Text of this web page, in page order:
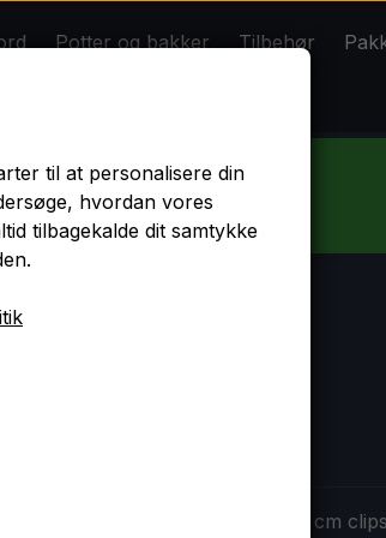
Potter og bakker Tilbehør
garanti
på dit første køb!
brise? Garden Highpro 15 cm
til at personalisere din
hvordan vores
tilbagekalde dit samtykke